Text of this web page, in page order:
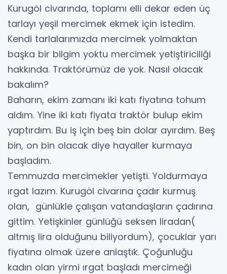
Kurugöl civarında, toplamı elli dekar eden üç
tarlayı yeşil mercimek ekmek için istedim.
Kendi tarlalarımızda mercimek yolmaktan
başka bir bilgim yoktu mercimek yetiştiriciliği
hakkında. Traktörümüz de yok. Nasıl olacak
bakalım?
Baharın, ekim zamanı iki katı fiyatına tohum
aldım. Yine iki katı fiyata traktör bulup ekim
yaptırdım. Bu iş için beş bin dolar ayırdım. Beş
bin, on bin olacak diye hayaller kurmaya
başladım.
Temmuzda mercimekler yetişti. Yoldurmaya
ırgat lazım. Kurugöl civarına çadır kurmuş
olan, günlükle çalışan vatandaşların çadırına
gittim. Yetişkinler günlüğü seksen liradan(
altmış lira olduğunu biliyordum), çocuklar yarı
fiyatına olmak üzere anlaştık. Çoğunluğu
kadın olan yirmi ırgat başladı mercimeği